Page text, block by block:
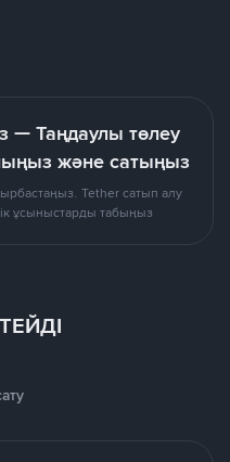
— Таңдаулы төлеу
және сатыңыз
Tether сатып алу
ұсыныстарды табыңыз